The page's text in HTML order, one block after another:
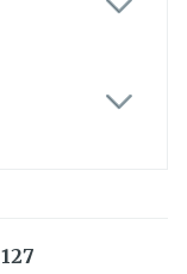
127